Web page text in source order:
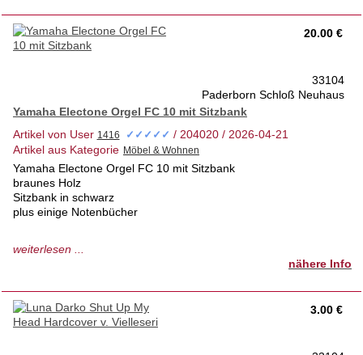
20.00 €
33104
Paderborn Schloß Neuhaus
Yamaha Electone Orgel FC 10 mit Sitzbank
Artikel von User
✓✓✓✓✓ / 204020 / 2026-04-21
Artikel aus Kategorie
Yamaha Electone Orgel FC 10 mit Sitzbank
braunes Holz
Sitzbank in schwarz
plus einige Notenbücher
aber in gutem Zustand
tierfreies Nichtraucherhaus 1.Hd
jederzeit abholbereit
weiterlesen ...
nähere Info
3.00 €